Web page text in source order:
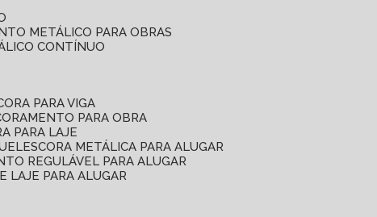
METÁLICO PARA OBRAS
CONTÍNUO
PARA VIGA
PARA OBRA
PARA LAJE
ESCORA METÁLICA PARA ALUGAR
REGULÁVEL PARA ALUGAR
LAJE PARA ALUGAR